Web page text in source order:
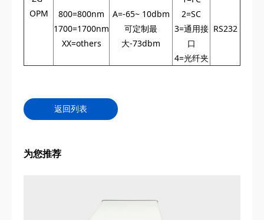
OPM
800=800nm
1700=1700nm
XX=others
A=-65~ 10dbm
可定制最
大-73dbm
2=SC
3=通用接
口
4=光纤夹
RS232
返回列表
为您推荐